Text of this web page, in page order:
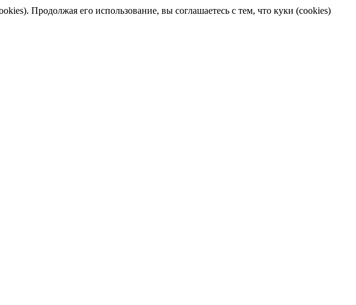
Продолжая его использование, вы соглашаетесь с тем, что куки (cookies)